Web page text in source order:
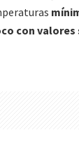
con valores